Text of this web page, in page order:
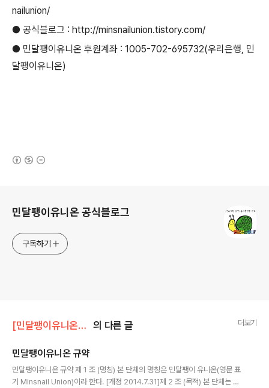
nailunion/
● 공식블로그 : http://minsnailunion.tistory.com/
● 민달팽이유니온 후원계좌 : 1005-702-695732(우리은행, 민
달팽이유니온)
민달팽이유니온 공식블로그
구독하기
[민달팽이유니온]/* 단체소개 의 다른 글 더보기
민달팽이유니온 규약
민달팽이유니온 규약 제 1 조 (명칭) 본 단체의 명칭은 민달팽이 유니온(영문 표
기 Minsnail Union)이라 한다. [개정 2014.7.31]제 2 조 (목적) 본 단체는 사